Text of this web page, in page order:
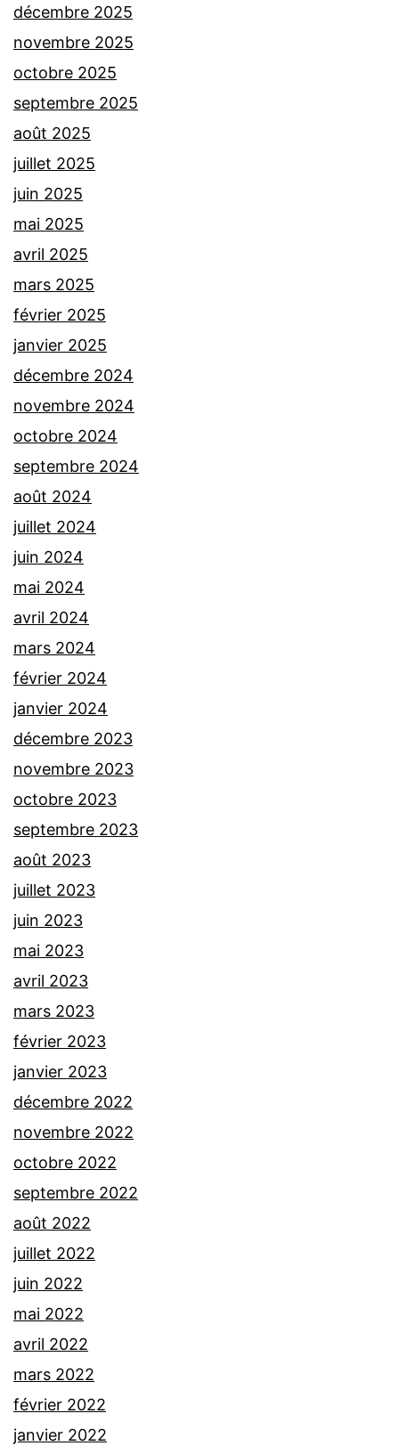
décembre 2025
novembre 2025
octobre 2025
septembre 2025
août 2025
juillet 2025
juin 2025
mai 2025
avril 2025
mars 2025
février 2025
janvier 2025
décembre 2024
novembre 2024
octobre 2024
septembre 2024
août 2024
juillet 2024
juin 2024
mai 2024
avril 2024
mars 2024
février 2024
janvier 2024
décembre 2023
novembre 2023
octobre 2023
septembre 2023
août 2023
juillet 2023
juin 2023
mai 2023
avril 2023
mars 2023
février 2023
janvier 2023
décembre 2022
novembre 2022
octobre 2022
septembre 2022
août 2022
juillet 2022
juin 2022
mai 2022
avril 2022
mars 2022
février 2022
janvier 2022